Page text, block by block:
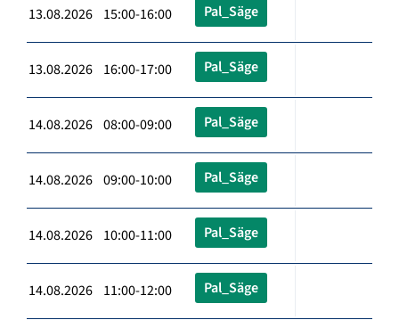
13.08.2026 15:00-16:00 Pal_Säge
13.08.2026 16:00-17:00 Pal_Säge
14.08.2026 08:00-09:00 Pal_Säge
14.08.2026 09:00-10:00 Pal_Säge
14.08.2026 10:00-11:00 Pal_Säge
14.08.2026 11:00-12:00 Pal_Säge